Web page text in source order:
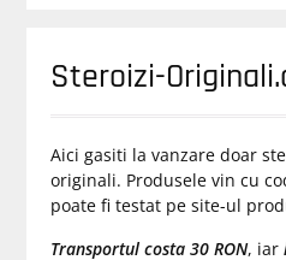
Steroizi-
Aici gasiti la vanzare doar
originali. Produsele vin cu
poate fi testat pe site-ul
Transportul costa 30 RON, iar